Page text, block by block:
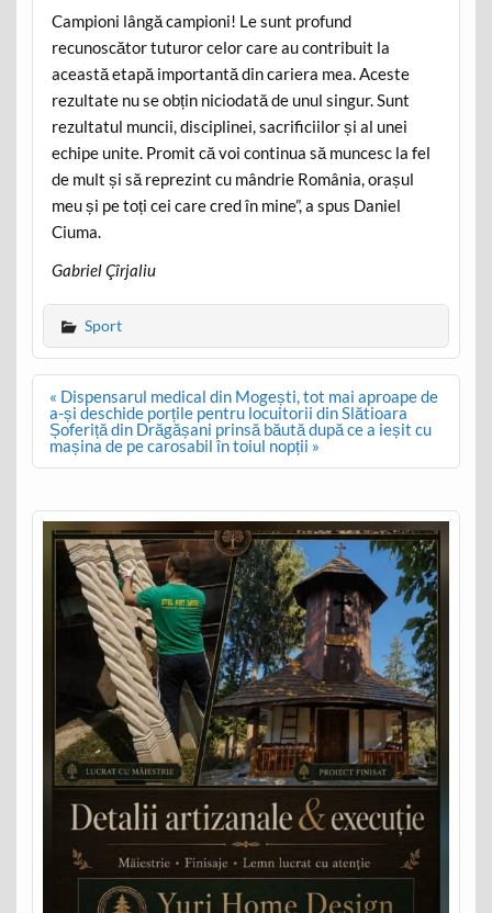
Campioni lângă campioni! Le sunt profund
recunoscător tuturor celor care au contribuit la
această etapă importantă din cariera mea. Aceste
rezultate nu se obțin niciodată de unul singur. Sunt
rezultatul muncii, disciplinei, sacrificiilor și al unei
echipe unite. Promit că voi continua să muncesc la fel
de mult și să reprezint cu mândrie România, orașul
meu și pe toți cei care cred în mine”, a spus Daniel
Ciuma.
Gabriel Çîrjaliu
Sport
Post
navigation
« Dispensarul medical din Mogești, tot mai aproape de
a-și deschide porțile pentru locuitorii din Slătioara
Șoferiță din Drăgășani prinsă băută după ce a ieșit cu
mașina de pe carosabil în toiul nopții »